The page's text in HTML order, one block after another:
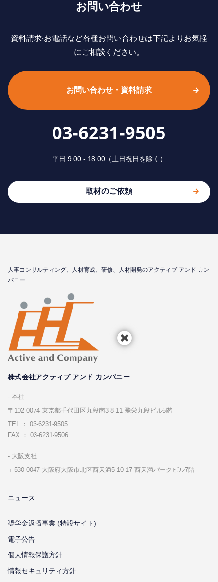
お問い合わせ
資料請求‧お電話など各種お問い合わせは下記よりお気軽
にご相談ください。
お問い合わせ・資料請求
03-6231-9505
平⽇ 9:00 - 18:00（⼟⽇祝⽇を除く）
取材のご依頼
⼈事コンサルティング、⼈材育成、研修、⼈材開発のアクティブ アンド カン
パニー
株式会社アクティブ アンド カンパニー
本社
〒102-0074 東京都千代⽥区九段南3-8-11 飛栄九段ビル5階
TEL ： 03-6231-9505
FAX ： 03-6231-9506
⼤阪⽀社
〒530-0047 ⼤阪府⼤阪市北区⻄天満5-10-17 ⻄天満パークビル7階
ニュース
奨学金返済事業 (特設サイト)
電子公告
個⼈情報保護⽅針
情報セキュリティ⽅針